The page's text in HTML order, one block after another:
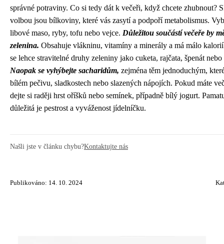
správné potraviny. Co si tedy dát k večeři, když chcete zhubnout?
volbou jsou bílkoviny, které vás zasytí a podpoří metabolismus.
libové maso, ryby, tofu nebo vejce. Důležitou součástí večeře by
zelenina. Obsahuje vlákninu, vitamíny a minerály a má málo
se lehce stravitelné druhy zeleniny jako cuketa, rajčata, špenát
Naopak se vyhýbejte sacharidům, zejména těm jednoduchým,
bílém pečivu, sladkostech nebo slazených nápojích. Pokud máte
dejte si raději hrst oříšků nebo semínek, případně bílý jogurt.
důležitá je pestrost a vyváženost jídelníčku.
Našli jste v článku chybu?Kontaktujte nás
Publikováno: 14. 10. 2024